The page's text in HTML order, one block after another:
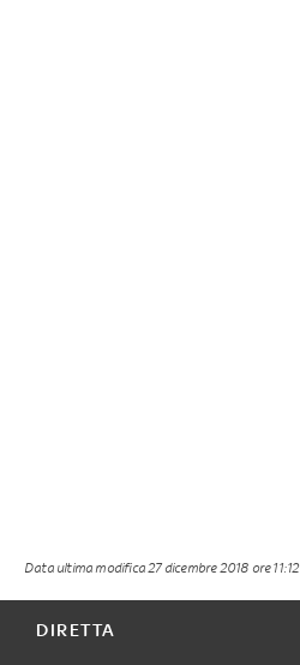
Data ultima modifica 27 dicembre 2018 ore 11:12
DIRETTA